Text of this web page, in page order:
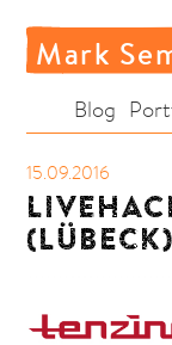
Mark
Blog
15.09.2016
(LÜBECK)